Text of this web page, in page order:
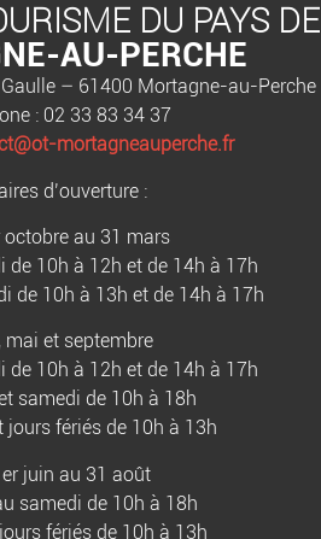
DU PAYS DE
AU-PERCHE
– 61400 Mortagne-au-Perche
: 02 33 83 34 37
mortagneauperche.fr
d’ouverture :
octobre au 31 mars
de 10h à 12h et de 14h à 17h
de 10h à 13h et de 14h à 17h
mai et septembre
de 10h à 12h et de 14h à 17h
samedi de 10h à 18h
jours fériés de 10h à 13h
juin au 31 août
samedi de 10h à 18h
fériés de 10h à 13h